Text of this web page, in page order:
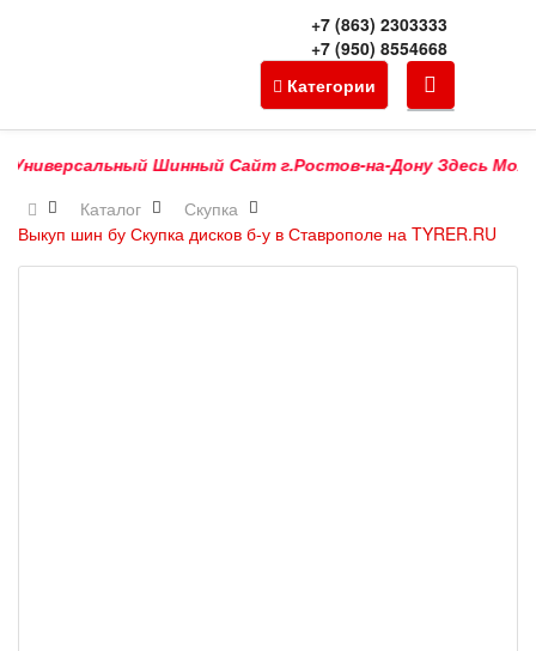
+7 (863) 2303333
+7 (950) 8554668
Категории
Шинный Сайт г.Ростов-на-Дону Здесь
Каталог
Скупка
Выкуп шин бу Скупка дисков б-у в Ставрополе на TYRER.RU